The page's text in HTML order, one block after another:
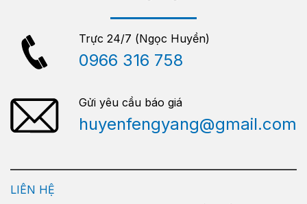
Trực 24/7 (Ngọc Huyền)
0966 316 758
Gửi yêu cầu báo giá
huyenfengyang@gmail.com
LIÊN HỆ